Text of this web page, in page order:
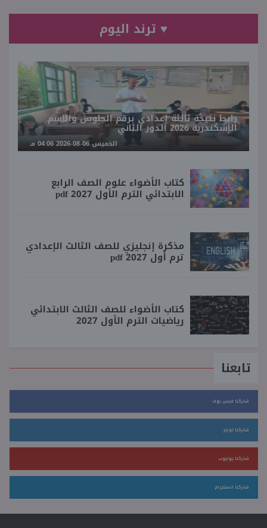
♥ ترند اليوم
رابط نتيجة ثالثة إعدادي برقم الجلوس والاسم
الإسكندرية 2026 الدور الثاني
الخميس 06-08-2026 04:06 مـ
كتاب الأضواء علوم الصف الرابع
الابتدائي الترم الأول 2027 pdf
مذكرة إنجليزي للصف الثالث الإعدادي
ترم أول 2027 pdf
كتاب الأضواء للصف الثالث الابتدائي
رياضيات الترم الأول 2027
تابعنا
شاركنا فيس بوك
شاركنا تويتر
شاركنا يوتيوب
شاركنا انستجرام